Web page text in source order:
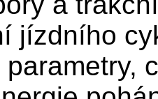
jízdního